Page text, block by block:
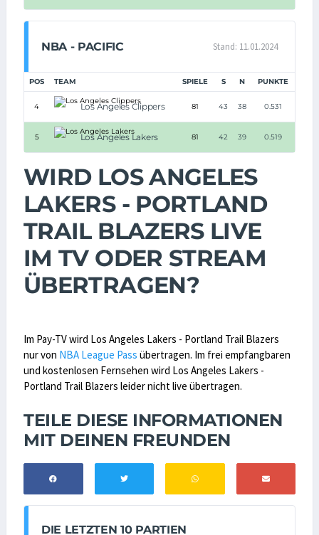
NBA - PACIFIC Stand: 11.01.2024
POS TEAM SPIELE S N PUNKTE
4 Los Angeles Clippers 81 43 38 0.531
5 Los Angeles Lakers 81 42 39 0.519
WIRD LOS ANGELES
LAKERS - PORTLAND
TRAIL BLAZERS LIVE
IM TV ODER STREAM
ÜBERTRAGEN?
Im Pay-TV wird Los Angeles Lakers - Portland Trail Blazers
nur von NBA League Pass übertragen. Im frei empfangbaren
und kostenlosen Fernsehen wird Los Angeles Lakers -
Portland Trail Blazers leider nicht live übertragen.
TEILE DIESE INFORMATIONEN
MIT DEINEN FREUNDEN
DIE LETZTEN 10 PARTIEN